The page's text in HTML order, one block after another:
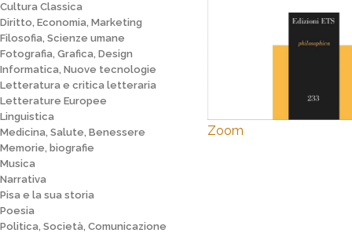
Cultura Classica
Diritto, Economia, Marketing
Filosofia, Scienze umane
Fotografia, Grafica, Design
Informatica, Nuove tecnologie
Letteratura e critica letteraria
Letterature Europee
Linguistica
Medicina, Salute, Benessere
Memorie, biografie
Musica
Narrativa
Pisa e la sua storia
Poesia
Politica, Società, Comunicazione
Zoom